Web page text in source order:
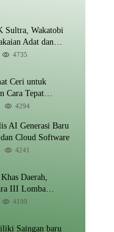
Sultra, Wakatobi
Adat dan
Parade Defile
4735
Ceri untuk
Cara Tepat
4294
AI Generasi Baru
Cloud Software
4241
Daerah,
III Lomba
Puncak HUT
4199
Saingan baru